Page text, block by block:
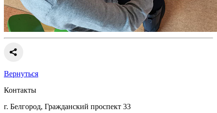
Вернуться
Контакты
г. Белгород, Гражданский проспект 33